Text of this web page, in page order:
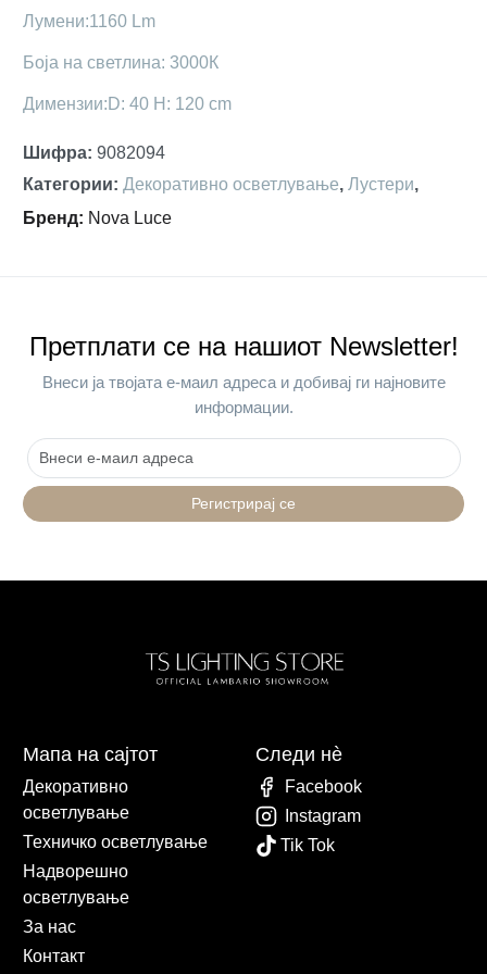
Лумени:1160 Lm
Боја на светлина: 3000К
Димензии:D: 40 H: 120 cm
Шифра: 9082094
Категории: Декоративно осветлување, Лустери,
Бренд: Nova Luce
Претплати се на нашиот Newsletter!
Внеси ја твојата е-маил адреса и добивај ги најновите
информации.
Регистрирај се
Мапа на сајтот
Декоративно
осветлување
Техничко осветлување
Надворешно
осветлување
За нас
Контакт
Следи нè
Facebook
Instagram
Tik Tok